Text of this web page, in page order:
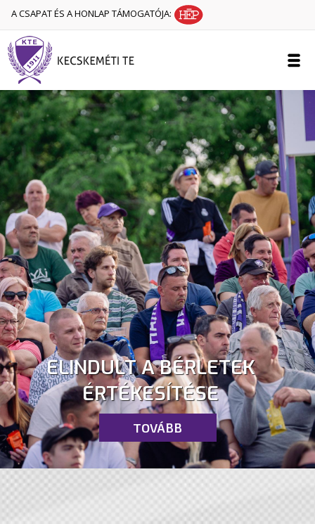
A CSAPAT ÉS A HONLAP TÁMOGATÓJA:
ELINDULT A BÉRLETEK
ÉRTÉKESÍTÉSE
TOVÁBB